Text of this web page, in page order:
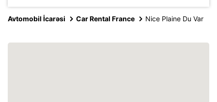
Avtomobil İcarəsi Car Rental France Nice Plaine Du Var